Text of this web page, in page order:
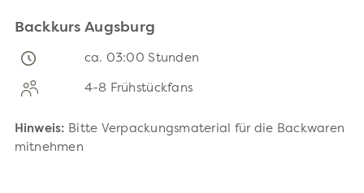
Backkurs Augsburg
ca. 03:00 Stunden
4-8 Frühstückfans
Hinweis: Bitte Verpackungsmaterial für die Backwaren
mitnehmen